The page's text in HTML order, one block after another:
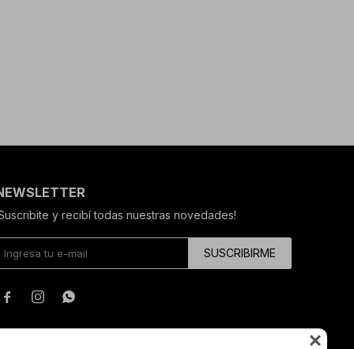

y recibí todas nuestras novedades!
SUSCRIBIRME
  